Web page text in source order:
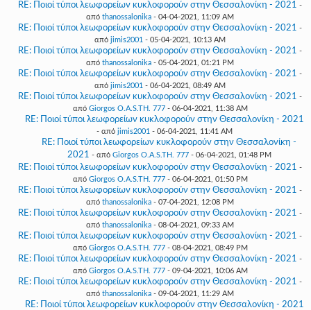
RE: Ποιοί τύποι λεωφορείων κυκλοφορούν στην Θεσσαλονίκη - 2021 -
από thanossalonika - 04-04-2021, 11:09 AM
RE: Ποιοί τύποι λεωφορείων κυκλοφορούν στην Θεσσαλονίκη - 2021 -
από jimis2001 - 05-04-2021, 10:13 AM
RE: Ποιοί τύποι λεωφορείων κυκλοφορούν στην Θεσσαλονίκη - 2021 -
από thanossalonika - 05-04-2021, 01:21 PM
RE: Ποιοί τύποι λεωφορείων κυκλοφορούν στην Θεσσαλονίκη - 2021 -
από jimis2001 - 06-04-2021, 08:49 AM
RE: Ποιοί τύποι λεωφορείων κυκλοφορούν στην Θεσσαλονίκη - 2021 -
από Giorgos O.A.S.TH. 777- 06-04-2021, 11:38 AM
RE: Ποιοί τύποι λεωφορείων κυκλοφορούν στην Θεσσαλονίκη - 2021
- από jimis2001 - 06-04-2021, 11:41 AM
RE: Ποιοί τύποι λεωφορείων κυκλοφορούν στην Θεσσαλονίκη -
2021 - από Giorgos O.A.S.TH. 777- 06-04-2021, 01:48 PM
RE: Ποιοί τύποι λεωφορείων κυκλοφορούν στην Θεσσαλονίκη - 2021 -
από Giorgos O.A.S.TH. 777- 06-04-2021, 01:50 PM
RE: Ποιοί τύποι λεωφορείων κυκλοφορούν στην Θεσσαλονίκη - 2021 -
από thanossalonika - 07-04-2021, 12:08 PM
RE: Ποιοί τύποι λεωφορείων κυκλοφορούν στην Θεσσαλονίκη - 2021 -
από thanossalonika - 08-04-2021, 09:33 AM
RE: Ποιοί τύποι λεωφορείων κυκλοφορούν στην Θεσσαλονίκη - 2021 -
από Giorgos O.A.S.TH. 777- 08-04-2021, 08:49 PM
RE: Ποιοί τύποι λεωφορείων κυκλοφορούν στην Θεσσαλονίκη - 2021 -
από Giorgos O.A.S.TH. 777- 09-04-2021, 10:06 AM
RE: Ποιοί τύποι λεωφορείων κυκλοφορούν στην Θεσσαλονίκη - 2021 -
από thanossalonika - 09-04-2021, 11:29 AM
RE: Ποιοί τύποι λεωφορείων κυκλοφορούν στην Θεσσαλονίκη - 2021